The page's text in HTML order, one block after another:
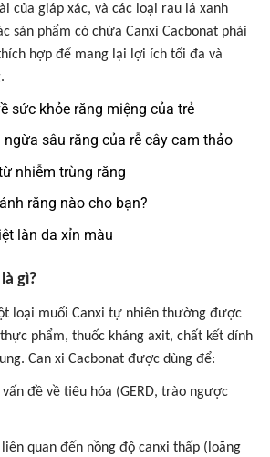
của giáp xác, và các loại rau lá xanh
sản phẩm có chứa Canxi Cacbonat phải
hợp để mang lại lợi ích tối đa và
sức khỏe răng miệng của trẻ
ngừa sâu răng của rễ cây cam thảo
nhiễm trùng răng
răng nào cho bạn?
làn da xỉn màu
gì?
loại muối Canxi tự nhiên thường được
phẩm, thuốc kháng axit, chất kết dính
Can xi Cacbonat được dùng để:
đề về tiêu hóa (GERD, trào ngược
quan đến nồng độ canxi thấp (loãng